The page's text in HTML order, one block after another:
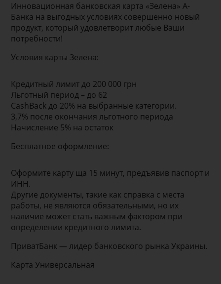
Инновационная банковская карта «Зелена» А-
Банка на выгодных условиях совершенно новый
продукт, который удовлетворит любые Ваши
потребности!
Условия карты Зелена:
Кредитный лимит до 200 000 грн
Льготный период – до 62
CashBack до 20% на выбранные категории.
3,7% после окончания льготного периода
Начисление 5% на остаток
Бесплатное оформление:
Оформите карту ща 15 минут, предъявив паспорт и
ИНН.
Другие документы, такие как справка с места
работы, не являются обязательными, но их
наличие может стать важным фактором при
определении кредитного лимита.
ПриватБанк — лидер банковского рынка Украины.
Карта Универсальная